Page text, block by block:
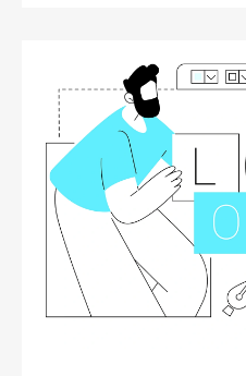
анализ в 5 простых
лидировать в своей